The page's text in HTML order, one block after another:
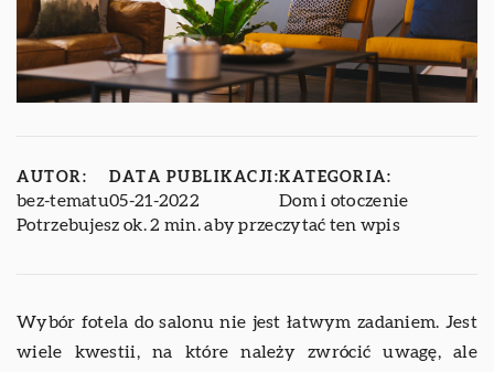
AUTOR:
bez-tematu
DATA PUBLIKACJI:
05-21-2022
KATEGORIA:
Dom i otoczenie
Potrzebujesz ok. 2 min. aby przeczytać ten wpis
Wybór fotela do salonu nie jest łatwym zadaniem. Jest
wiele kwestii, na które należy zwrócić uwagę, ale